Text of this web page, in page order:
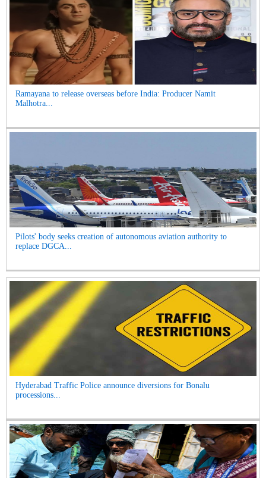
Ramayana to release overseas before India: Producer Namit
Malhotra...
Pilots' body seeks creation of autonomous aviation authority to
replace DGCA...
Hyderabad Traffic Police announce diversions for Bonalu
processions...